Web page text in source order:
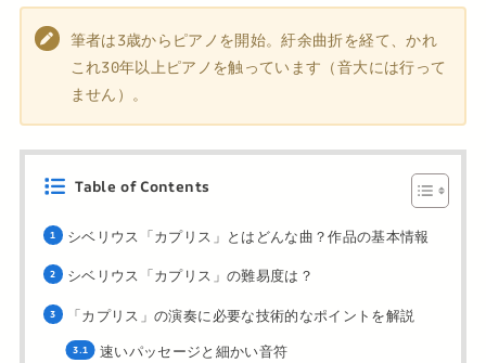
筆者は3歳からピアノを開始。紆余曲折を経て、かれ
これ30年以上ピアノを触っています（音大には行って
ません）。
Table of Contents
シベリウス「カプリス」とはどんな曲？作品の基本情報
シベリウス「カプリス」の難易度は？
「カプリス」の演奏に必要な技術的なポイントを解説
速いパッセージと細かい音符